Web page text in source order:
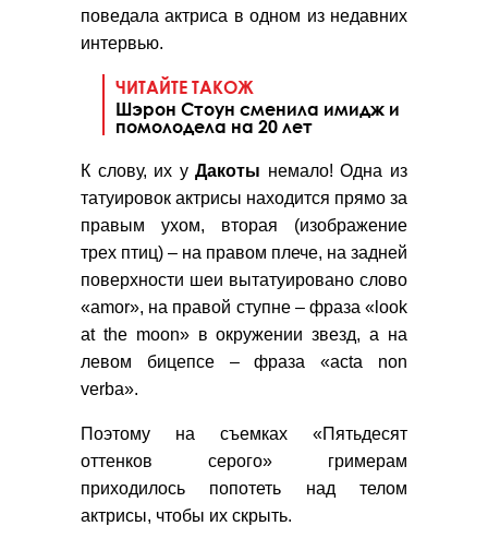
поведала актриса в одном из недавних
интервью.
ЧИТАЙТЕ ТАКОЖ
Шэрон Стоун сменила имидж и
помолодела на 20 лет
К слову, их уДакоты немало! Одна из
татуировок актрисы находится прямо за
правым ухом, вторая (изображение
трех птиц) – на правом плече, на задней
поверхности шеи вытатуировано слово
«amor», на правой ступне – фраза «look
at the moon» в окружении звезд, а на
левом бицепсе – фраза «acta non
verba».
Поэтому на съемках «Пятьдесят
оттенков серого» гримерам
приходилось попотеть над телом
актрисы, чтобы их скрыть.